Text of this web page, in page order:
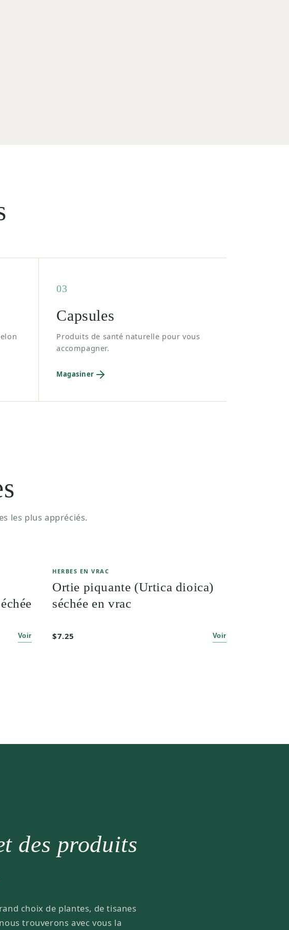
03
Capsules
Produits de santé naturelle pour vous
accompagner.
Magasiner
les plus appréciés.
Voir
HERBES EN VRAC
Ortie piquante (Urtica dioica)
séchée en vrac
$7.25 Voir
des produits
choix de plantes, de tisanes
trouverons avec vous la